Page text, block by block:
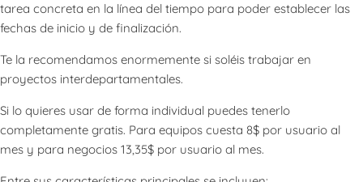
tarea concreta en la línea del tiempo para poder establecer las
fechas de inicio y de finalización.
Te la recomendamos enormemente si soléis trabajar en
proyectos interdepartamentales.
Si lo quieres usar de forma individual puedes tenerlo
completamente gratis. Para equipos cuesta 8$ por usuario al
mes y para negocios 13,35$ por usuario al mes.